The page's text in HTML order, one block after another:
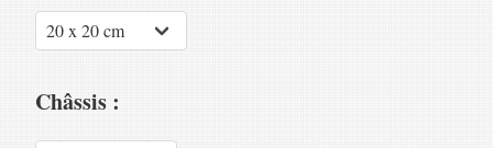
Châssis :